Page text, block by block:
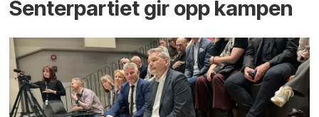
Senterpartiet gir opp kampen